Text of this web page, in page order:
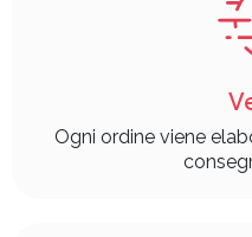
Ogni ordine viene